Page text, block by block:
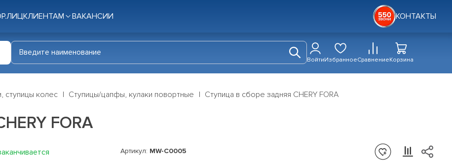
КЛИЕНТАМ ВАКАНСИИ КОНТАКТЫ
ВойтиИзбранноеСравнениеКорзина
ступицы колес Ступицы/цапфы, кулаки повортные Ступица в сборе задняя CHERY FORA
FORA
Артикул: MW-C0005